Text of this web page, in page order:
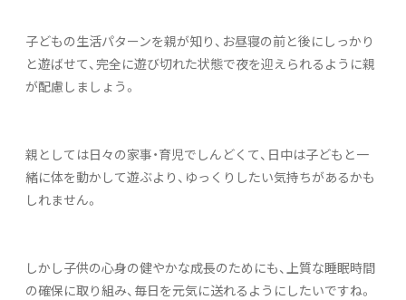
子どもの生活パターンを親が知り、お昼寝の前と後にしっかり
と遊ばせて、完全に遊び切れた状態で夜を迎えられるように親
が配慮しましょう。
親としては日々の家事・育児でしんどくて、日中は子どもと一
緒に体を動かして遊ぶより、ゆっくりしたい気持ちがあるかも
しれません。
しかし子供の心身の健やかな成長のためにも、上質な睡眠時間
の確保に取り組み、毎日を元気に送れるようにしたいですね。